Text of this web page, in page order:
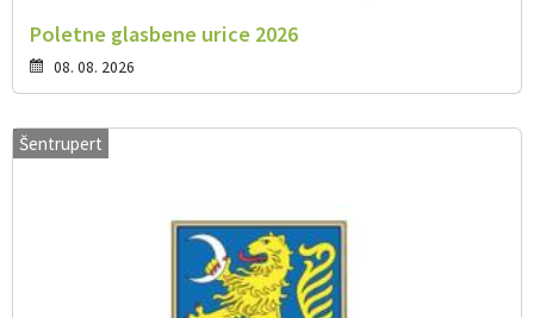
Poletne glasbene urice 2026
08. 08. 2026
Šentrupert